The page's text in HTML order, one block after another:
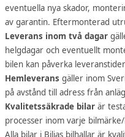
eventuella nya skador,
av garantin. Eftermonterad
Leverans inom två dagar
helgdagar och eventuellt
bilen kan påverka
Hemleverans gäller inom
på avstånd till adress från
Kvalitetssäkrade bilar är
processer inom varje
Alla bilar i Bilias bilhallar är